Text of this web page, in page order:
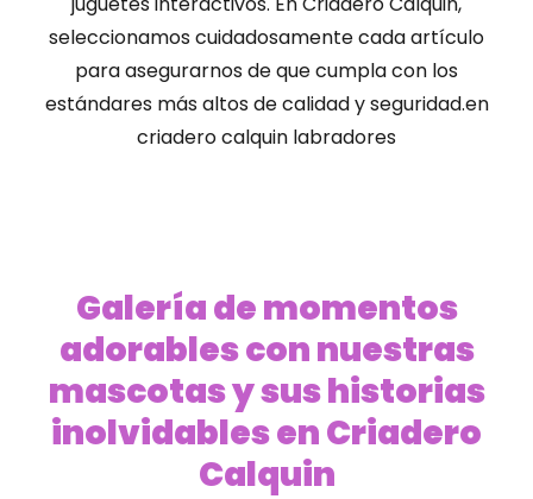
seleccionamos cuidadosamente cada artículo
para asegurarnos de que cumpla con los
estándares más altos de calidad y seguridad.en
criadero calquin labradores
Galería de momentos
adorables con nuestras
mascotas y sus historias
inolvidables en Criadero
Calquin